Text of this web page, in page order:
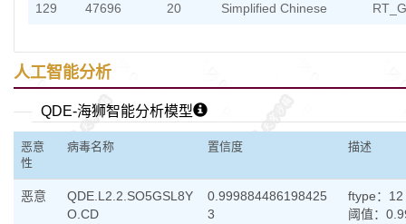
129 47696 20 Simplified Chinese
人工智能分析
QDE-海狮智能分析模型
恶意
性
病毒名称 置信度 描述
恶意
QDE.L2.2.SO5GSL8Y
O.CD
0.999884486198425
3
ftype：12
阈值：